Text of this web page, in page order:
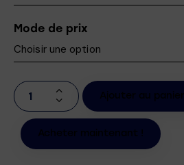
Mode de prix
Ajouter au panier
Acheter maintenant !